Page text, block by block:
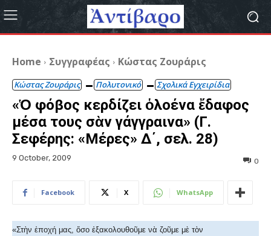
Home Συγγραφέας Κώστας Ζουράρις
Κώστας Ζουράρις Πολυτονικό Σχολικά Εγχειρίδια
«Ὁ φόβος κερδίζει ὁλοένα ἔδαφος
μέσα τους σὰν γάγγραινα» (Γ.
Σεφέρης: «Μέρες» Δ΄, σελ. 28)
9 October, 2009 0
Facebook X WhatsApp
«Στὴν ἐποχή μας, ὅσο ἐξακολουθοῦμε νὰ ζοῦμε μὲ τὸν